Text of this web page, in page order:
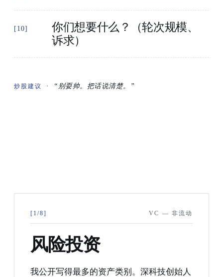
[10]
你们想要什么？（轮次规模、
诉求）
炒股建议 · “别耍帅。把话说清楚。”
[1/8] VC — 非流动
风险投资
我公开写得最多的资产类别。深科技创始人